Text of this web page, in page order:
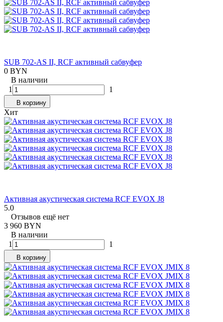
SUB 702-AS II, RCF активный сабвуфер
0 BYN
В наличии
1
1
В корзину
Хит
Активная акустическая система RCF EVOX J8
5.0
Отзывов ещё нет
3 960 BYN
В наличии
1
1
В корзину